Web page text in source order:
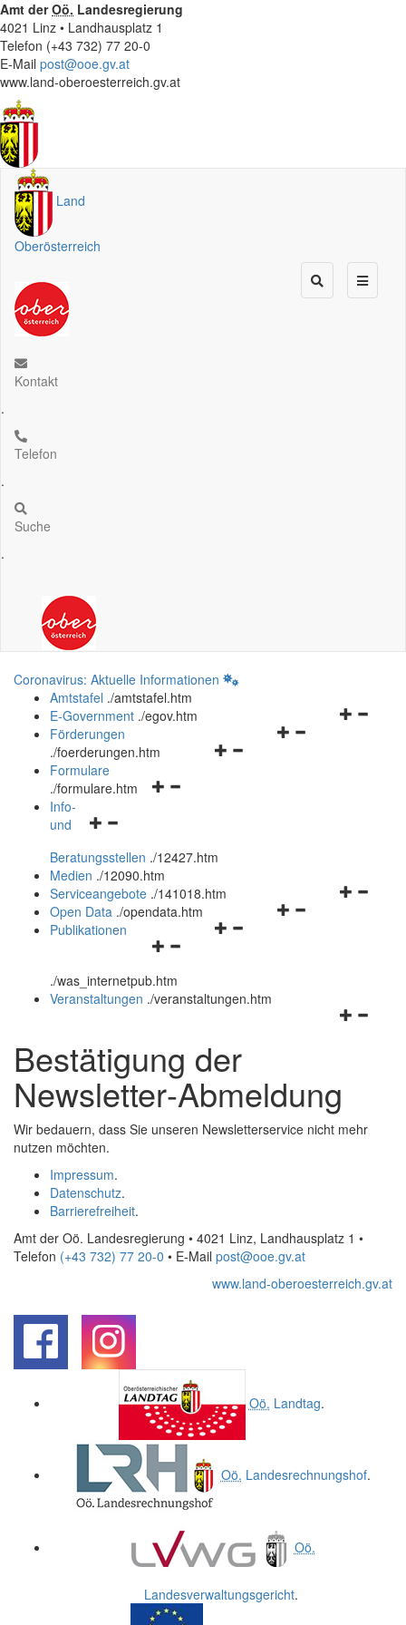
Amt derOö. Landesregierung
4021 Linz • Landhausplatz 1
Telefon (+43 732) 77 20-0
E-Mail post@ooe.gv.at
www.land-oberoesterreich.gv.at
Land
Oberösterreich
Kontakt
.
Telefon
.
Suche
.
Coronavirus: Aktuelle Informationen
Amtstafel ./amtstafel.htm
Navigationsmenü
E-Government ./egov.htm
Navigationsmenü
Förderungen
./foerderungen.htm
Navigationsmenü
Formulare
./formulare.htm
Navigationsmenü
und
schließen
Info-
und
Beratungsstellen ./12427.htm
Medien ./12090.htm
Navigationsmenü
Serviceangebote ./141018.htm
Navigationsmenü
Open Data ./opendata.htm
Navigationsmenü
und
schließen
Publikationen
./was_internetpub.htm
Veranstaltungen ./veranstaltungen.htm
Bestätigung der
Newsletter-Abmeldung
Wir bedauern, dass Sie unseren Newsletterservice nicht mehr
nutzen möchten.
Impressum.
Datenschutz.
Barrierefreiheit.
Amt der Oö. Landesregierung • 4021 Linz, Landhausplatz 1 •
Telefon (+43 732) 77 20-0 • E-Mail post@ooe.gv.at
www.land-oberoesterreich.gv.at
Oö. Landtag.
Oö. Landesrechnungshof.
Oö.
Landesverwaltungsgericht.